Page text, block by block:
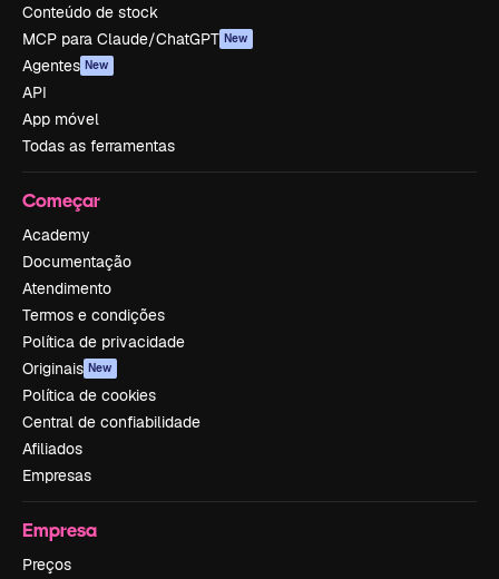
Conteúdo de stock
MCP para Claude/ChatGPT New
Agentes New
API
App móvel
Todas as ferramentas
Começar
Academy
Documentação
Atendimento
Termos e condições
Política de privacidade
Originais New
Política de cookies
Central de confiabilidade
Afiliados
Empresas
Empresa
Preços